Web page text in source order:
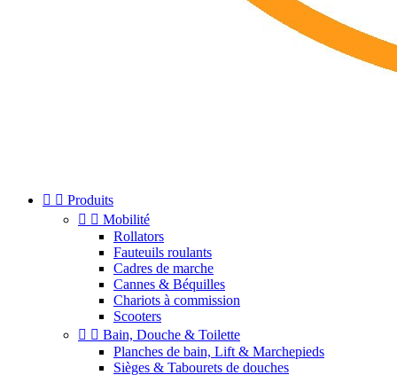
  Produits
  Mobilité
Rollators
Fauteuils roulants
Cadres de marche
Cannes & Béquilles
Chariots à commission
Scooters
  Bain, Douche & Toilette
Planches de bain, Lift & Marchepieds
Sièges & Tabourets de douches